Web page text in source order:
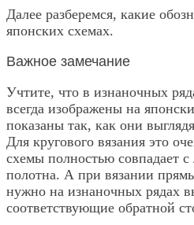
Далее разберемся, какие
японских схемах.
Важное замечание
Учтите, что в изнаночных
всегда изображены на
показаны так, как они
Для кругового вязания это
схемы полностью совпадает
полотна. А при вязании
нужно на изнаночных рядах
соответствующие обратной